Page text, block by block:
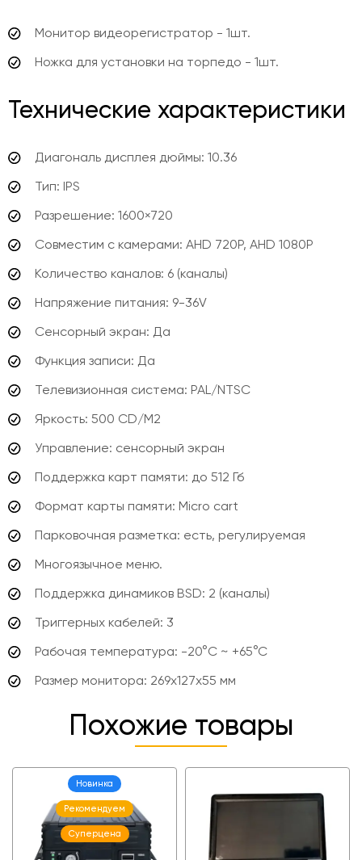
Монитор видеорегистратор - 1шт.
Ножка для установки на торпедо - 1шт.
Технические характеристики
Диагональ дисплея дюймы: 10.36
Тип: IPS
Разрешение: 1600×720
Совместим с камерами: AHD 720P, AHD 1080P
Количество каналов: 6 (каналы)
Напряжение питания: 9-36V
Сенсорный экран: Да
Функция записи: Да
Телевизионная система: PAL/NTSC
Яркость: 500 CD/M2
Управление: сенсорный экран
Поддержка карт памяти: до 512 Гб
Формат карты памяти: Micro cart
Парковочная разметка: есть, регулируемая
Многоязычное меню.
Поддержка динамиков BSD: 2 (каналы)
Триггерных кабелей: 3
Рабочая температура: -20°C ~ +65°C
Размер монитора: 269х127х55 мм
Похожие товары
Новинка
Рекомендуем
Суперцена